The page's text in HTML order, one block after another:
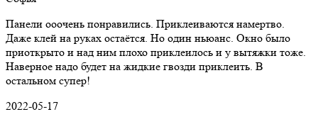
Панели ооочень понравились. Приклеиваются намертво.
Даже клей на руках остаётся. Но один ньюанс. Окно было
приоткрыто и над ним плохо приклеилось и у вытяжки тоже.
Наверное надо будет на жидкие гвозди приклеить. В
остальном супер!
2022-05-17